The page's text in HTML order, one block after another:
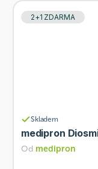
2+1 ZDARMA
Skladem
medipron
Od medipron